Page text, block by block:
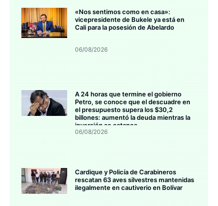
«Nos sentimos como en casa»:
vicepresidente de Bukele ya está en
Cali para la posesión de Abelardo
06/08/2026
A 24 horas que termine el gobierno
Petro, se conoce que el descuadre en
el presupuesto supera los $30,2
billones: aumentó la deuda mientras la
inversión se estanca
06/08/2026
Cardique y Policía de Carabineros
rescatan 63 aves silvestres mantenidas
ilegalmente en cautiverio en Bolívar